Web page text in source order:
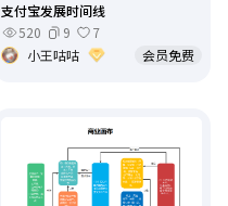
支付宝发展时间线
520
9
7
小王咕咕
会员免费